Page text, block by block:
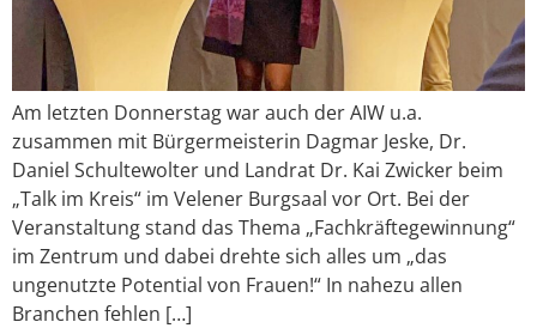
Am letzten Donnerstag war auch der AIW u.a.
zusammen mit Bürgermeisterin Dagmar Jeske, Dr.
Daniel Schultewolter und Landrat Dr. Kai Zwicker beim
„Talk im Kreis“ im Velener Burgsaal vor Ort. Bei der
Veranstaltung stand das Thema „Fachkräftegewinnung“
im Zentrum und dabei drehte sich alles um „das
ungenutzte Potential von Frauen!“ In nahezu allen
Branchen fehlen […]